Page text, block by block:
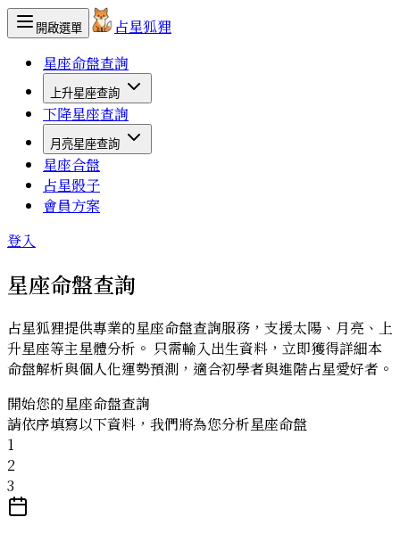
開啟選單
占星狐狸
星座命盤查詢
上升星座查詢
下降星座查詢
月亮星座查詢
星座合盤
占星骰子
會員方案
登入
星座命盤查詢
占星狐狸提供專業的星座命盤查詢服務，支援太陽、月亮、上
升星座等主星體分析。 只需輸入出生資料，立即獲得詳細本
命盤解析與個人化運勢預測，適合初學者與進階占星愛好者。
開始您的星座命盤查詢
請依序填寫以下資料，我們將為您分析星座命盤
1
2
3